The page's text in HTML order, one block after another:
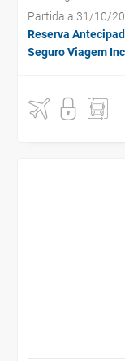
Partida a 31/10/
Reserva
Seguro Viagem